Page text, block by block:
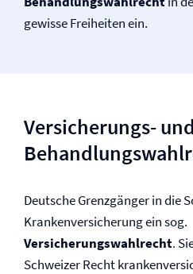
gewisse Freiheiten ein.
Versicherungs- und
Deutsche Grenzgänger in die
Kranken­versicherung ein sog.
Versicherungswahlrecht.
Schweizer Recht